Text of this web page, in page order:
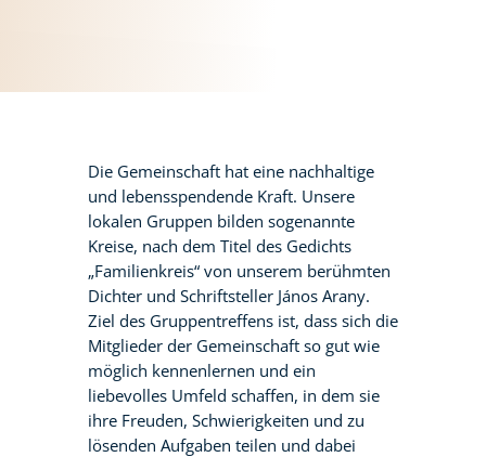
Die Gemeinschaft hat eine nachhaltige
und lebensspendende Kraft. Unsere
lokalen Gruppen bilden sogenannte
Kreise, nach dem Titel des Gedichts
„Familienkreis“ von unserem berühmten
Dichter und Schriftsteller János Arany.
Ziel des Gruppentreffens ist, dass sich die
Mitglieder der Gemeinschaft so gut wie
möglich kennenlernen und ein
liebevolles Umfeld schaffen, in dem sie
ihre Freuden, Schwierigkeiten und zu
lösenden Aufgaben teilen und dabei